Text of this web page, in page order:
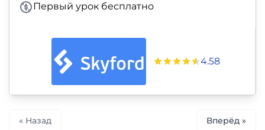
Первый урок бесплатно
4.58
« Назад Вперёд »